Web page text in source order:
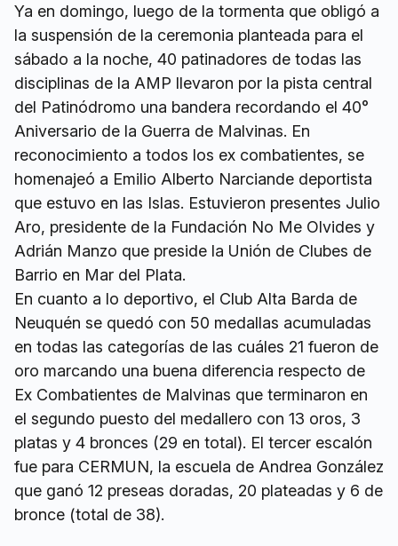
Ya en domingo, luego de la tormenta que obligó a
la suspensión de la ceremonia planteada para el
sábado a la noche, 40 patinadores de todas las
disciplinas de la AMP llevaron por la pista central
del Patinódromo una bandera recordando el 40°
Aniversario de la Guerra de Malvinas. En
reconocimiento a todos los ex combatientes, se
homenajeó a Emilio Alberto Narciande deportista
que estuvo en las Islas. Estuvieron presentes Julio
Aro, presidente de la Fundación No Me Olvides y
Adrián Manzo que preside la Unión de Clubes de
Barrio en Mar del Plata.
En cuanto a lo deportivo, el Club Alta Barda de
Neuquén se quedó con 50 medallas acumuladas
en todas las categorías de las cuáles 21 fueron de
oro marcando una buena diferencia respecto de
Ex Combatientes de Malvinas que terminaron en
el segundo puesto del medallero con 13 oros, 3
platas y 4 bronces (29 en total). El tercer escalón
fue para CERMUN, la escuela de Andrea González
que ganó 12 preseas doradas, 20 plateadas y 6 de
bronce (total de 38).